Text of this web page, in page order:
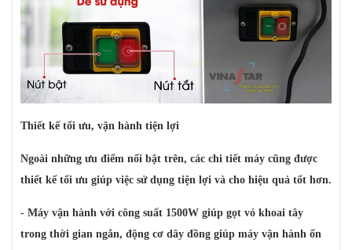
Thiết kế tối ưu, vận hành tiện lợi
Ngoài những ưu điểm nổi bật trên, các chi tiết máy cũng được
thiết kế tối ưu giúp việc sử dụng tiện lợi và cho hiệu quả tốt hơn.
- Máy vận hành với công suất 1500W giúp gọt vỏ khoai tây
trong thời gian ngắn, động cơ dây đồng giúp máy vận hành ổn